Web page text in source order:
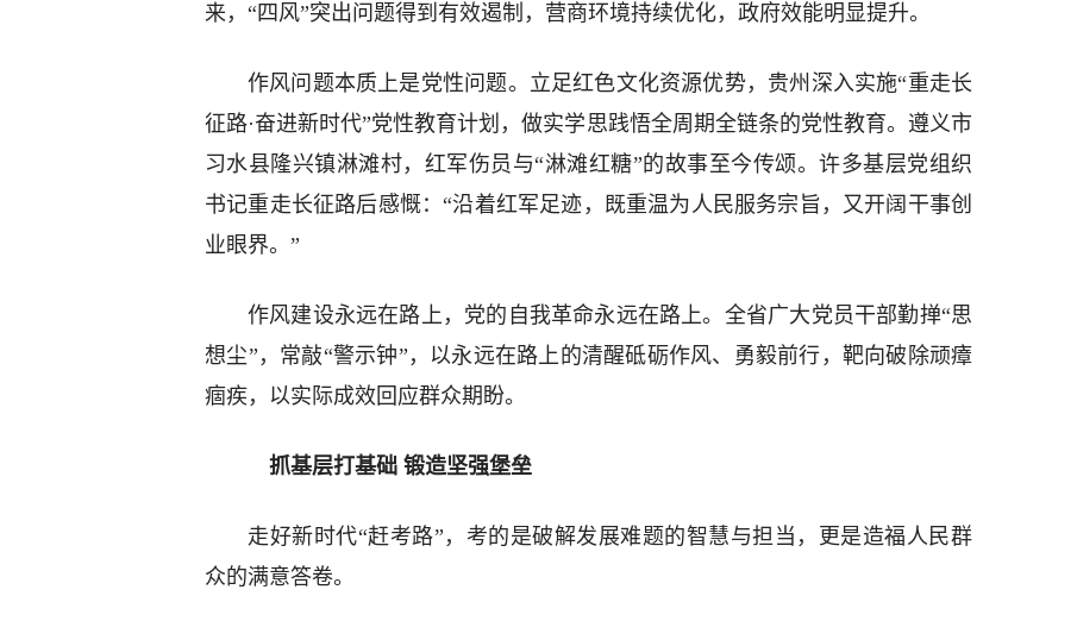
来，“四风”突出问题得到有效遏制，营商环境持续优化，政府效能明显提升。
作风问题本质上是党性问题。立足红色文化资源优势，贵州深入实施“重走长
征路·奋进新时代”党性教育计划，做实学思践悟全周期全链条的党性教育。遵义市
习水县隆兴镇淋滩村，红军伤员与“淋滩红糖”的故事至今传颂。许多基层党组织
书记重走长征路后感慨：“沿着红军足迹，既重温为人民服务宗旨，又开阔干事创
业眼界。”
作风建设永远在路上，党的自我革命永远在路上。全省广大党员干部勤掸“思
想尘”，常敲“警示钟”，以永远在路上的清醒砥砺作风、勇毅前行，靶向破除顽瘴
痼疾，以实际成效回应群众期盼。
抓基层打基础 锻造坚强堡垒
走好新时代“赶考路”，考的是破解发展难题的智慧与担当，更是造福人民群
众的满意答卷。